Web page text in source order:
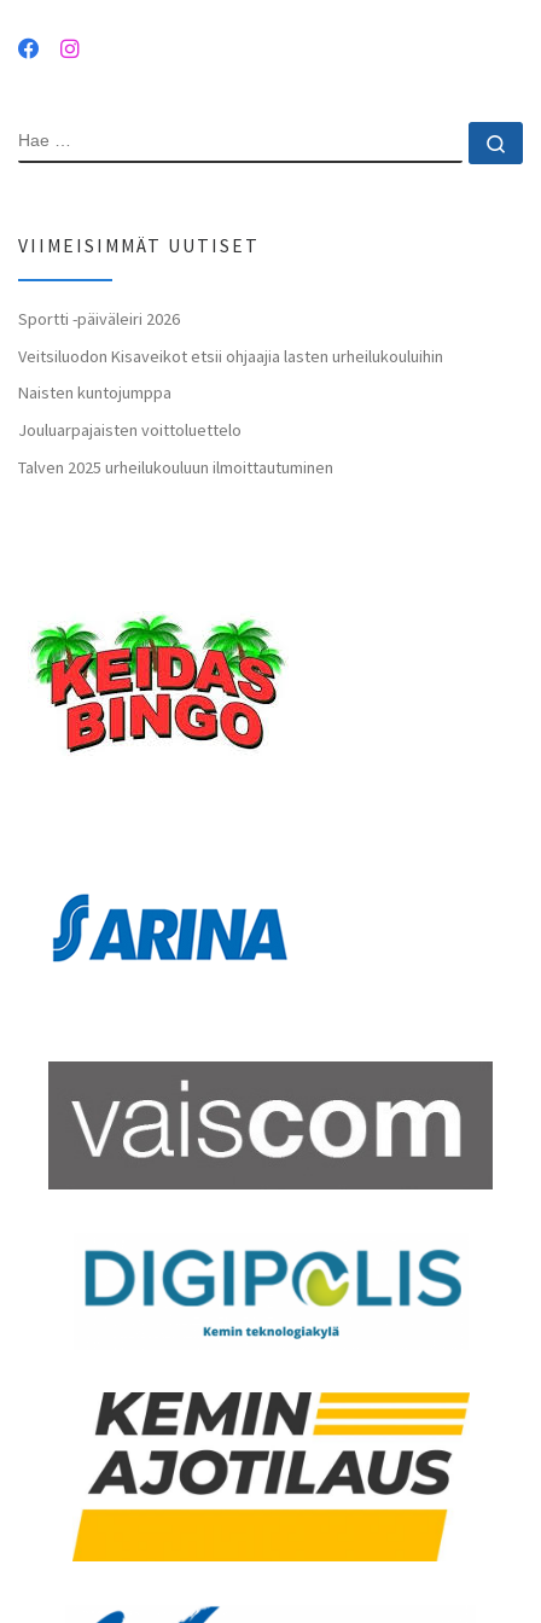
HAE
VIIMEISIMMÄT UUTISET
Sportti -päiväleiri 2026
Veitsiluodon Kisaveikot etsii ohjaajia lasten urheilukouluihin
Naisten kuntojumppa
Jouluarpajaisten voittoluettelo
Talven 2025 urheilukouluun ilmoittautuminen